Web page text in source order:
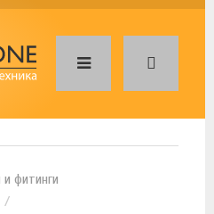
фитинги